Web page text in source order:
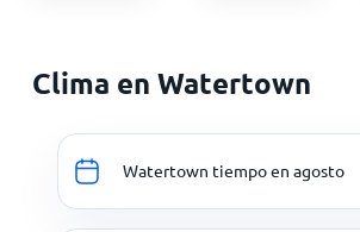
Clima en Watertown
Watertown tiempo en agosto